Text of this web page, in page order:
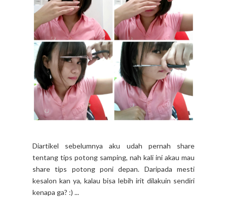
Diartikel sebelumnya aku udah pernah share
tentang tips potong samping, nah kali ini akau mau
share tips potong poni depan. Daripada mesti
kesalon kan ya, kalau bisa lebih irit dilakuin sendiri
kenapa ga? :) ...